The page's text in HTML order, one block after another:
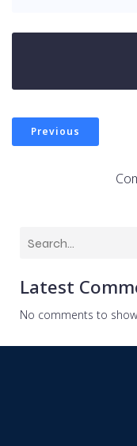
Previous
Latest
No comments to